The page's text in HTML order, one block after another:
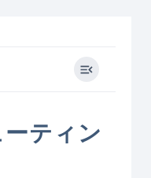
ティン